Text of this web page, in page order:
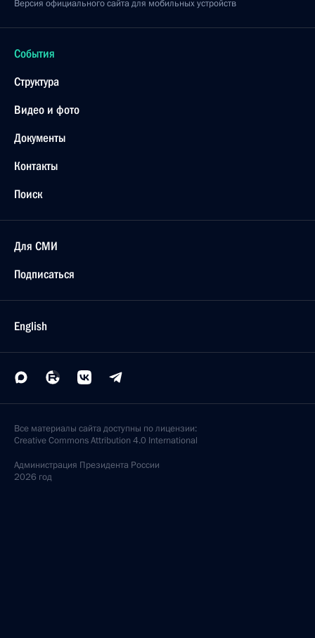
Версия официального сайта для мобильных устройств
События
Структура
Видео и фото
Документы
Контакты
Поиск
Для СМИ
Подписаться
English
Все материалы сайта доступны по лицензии:
Creative Commons Attribution 4.0 International
Администрация Президента России
2026 год